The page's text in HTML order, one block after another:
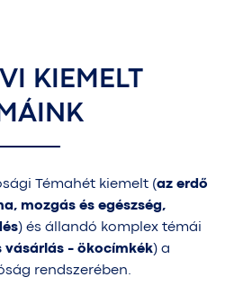
KIEMELT
Témahét kiemelt (az erdő
mozgás és egészség,
) és állandó komplex témái
vásárlás - ökocímkék) a
rendszerében.